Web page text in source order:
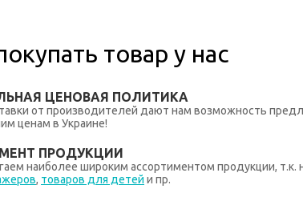
товар у нас
ЦЕНОВАЯ ПОЛИТИКА
от производителей дают нам возможность
ценам в Украине!
ПРОДУКЦИИ
наиболее широким ассортиментом продукции,
, товаров для детей и пр.